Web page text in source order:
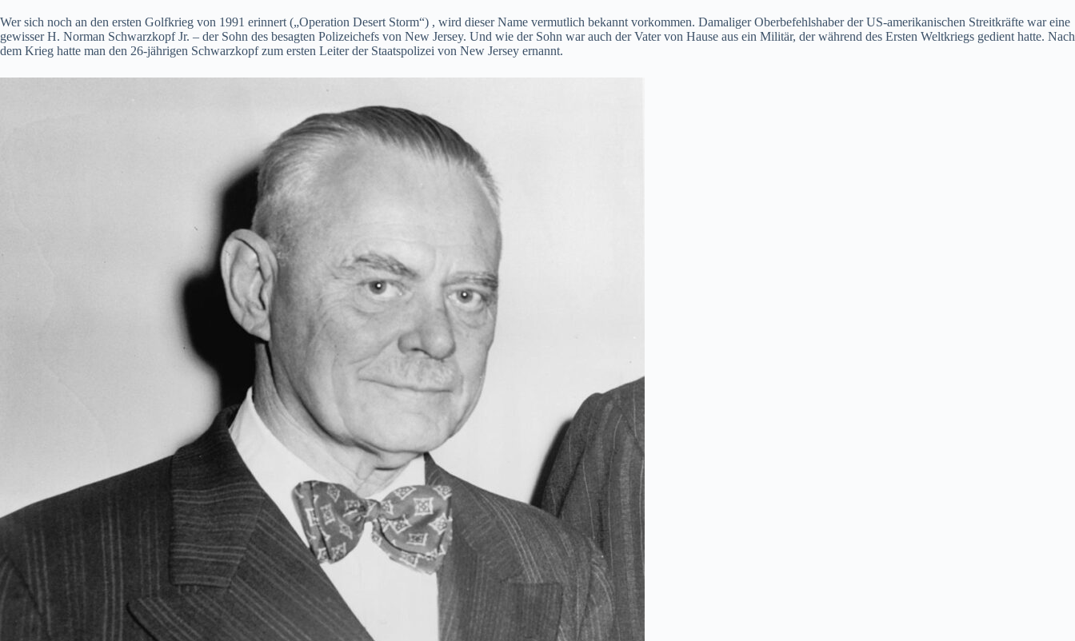
Wer sich noch an den ersten Golfkrieg von 1991 erinnert („Operation Desert Storm“) , wird dieser Name vermutlich bekannt vorkommen. Damaliger Oberbefehlshaber der US-amerikanischen Streitkräfte war eine
gewisser H. Norman Schwarzkopf Jr. – der Sohn des besagten Polizeichefs von New Jersey. Und wie der Sohn war auch der Vater von Hause aus ein Militär, der während des Ersten Weltkriegs gedient hatte. Nach
dem Krieg hatte man den 26-jährigen Schwarzkopf zum ersten Leiter der Staatspolizei von New Jersey ernannt.